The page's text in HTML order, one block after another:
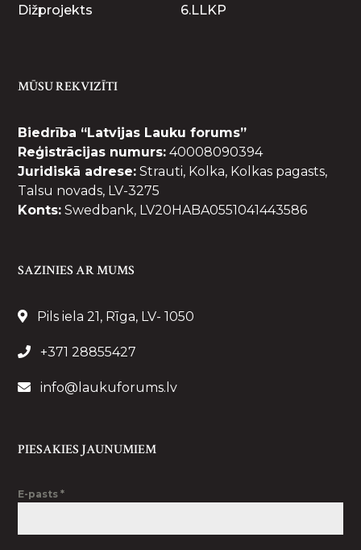
Dižprojekts 6.LLKP
MŪSU REKVIZĪTI
Biedrība “Latvijas Lauku forums”
Reģistrācijas numurs: 40008090394
Juridiskā adrese: Strauti, Kolka, Kolkas pagasts,
Talsu novads, LV-3275
Konts: Swedbank, LV20HABA0551041443586
SAZINIES AR MUMS
Pils iela 21, Rīga, LV- 1050
+371 28855427
info@laukuforums.lv
PIESAKIES JAUNUMIEM
E-pasts*